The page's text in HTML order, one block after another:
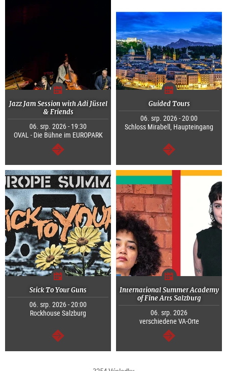
Jazz Jam Session with Adi Jüstel
& Friends
06. srp. 2026 - 19:30
OVAL - Die Bühne im EUROPARK
continue
Guided Tours
06. srp. 2026 - 20:00
Schloss Mirabell, Haupteingang
continue
Stick To Your Guns
06. srp. 2026 - 20:00
Rockhouse Salzburg
continue
International Summer Academy
of Fine Arts Salzburg
06. srp. 2026
verschiedene VA-Orte
continue